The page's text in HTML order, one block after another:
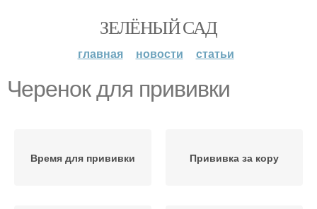
ЗЕЛЁНЫЙ САД
главная новости статьи
Черенок для прививки
Время для прививки Прививка за кору